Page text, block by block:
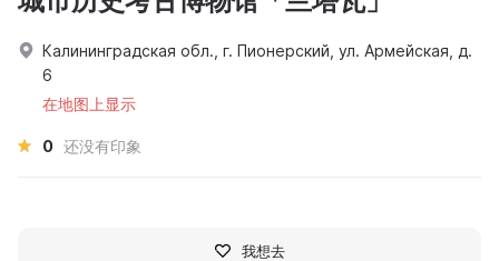
Калининградская обл., г. Пионерский, ул. Армейская, д.
6
在地图上显示
0 还没有印象
我想去